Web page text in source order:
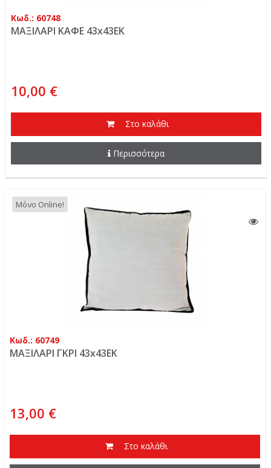
Κωδ.: 60748
ΜΑΞΙΛΑΡΙ ΚΑΦΕ 43x43EK
10,00 €
Στο καλάθι
Περισσότερα
Μόνο Online!
Κωδ.: 60749
ΜΑΞΙΛΑΡΙ ΓΚΡΙ 43x43EK
13,00 €
Στο καλάθι